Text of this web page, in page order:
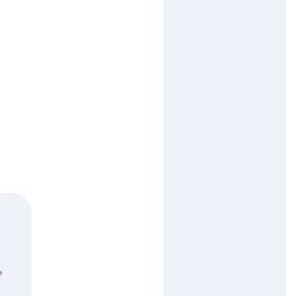
geben wir
Werbung und